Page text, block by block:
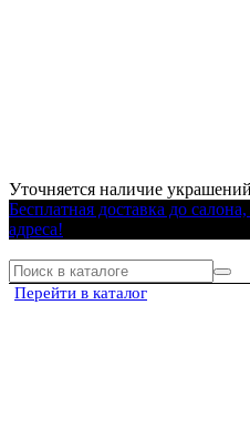
Уточняется наличие
Бесплатная доставка до
адреса!
Перейти в каталог